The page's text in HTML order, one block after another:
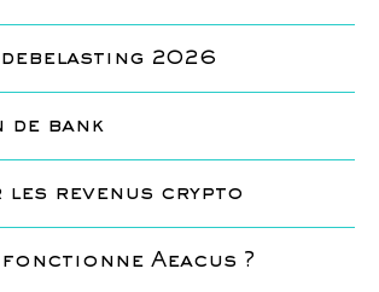
2026
de bank
les revenus crypto
fonctionne Aeacus ?